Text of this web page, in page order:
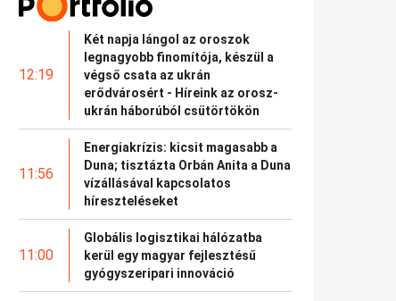
12:19
Két napja lángol az oroszok
legnagyobb finomítója, készül a
végső csata az ukrán
erődvárosért - Híreink az orosz-
ukrán háborúból csütörtökön
11:56
Energiakrízis: kicsit magasabb a
Duna; tisztázta Orbán Anita a Duna
vízállásával kapcsolatos
híreszteléseket
11:00
Globális logisztikai hálózatba
kerül egy magyar fejlesztésű
gyógyszeripari innováció